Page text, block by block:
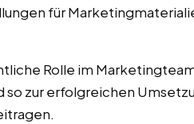
für
Rolle im
zur erfolgreichen